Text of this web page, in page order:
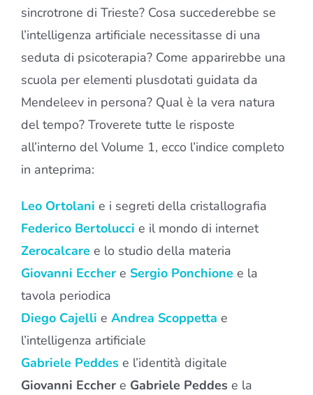
sincrotrone di Trieste? Cosa succederebbe se
l’intelligenza artificiale necessitasse di una
seduta di psicoterapia? Come apparirebbe una
scuola per elementi plusdotati guidata da
Mendeleev in persona? Qual è la vera natura
del tempo? Troverete tutte le risposte
all’interno del Volume 1, ecco l’indice completo
in anteprima:
Leo Ortolani e i segreti della cristallografia
Federico Bertolucci e il mondo di internet
Zerocalcare e lo studio della materia
Giovanni Ecchere Sergio Ponchione e la
tavola periodica
Diego Cajelli e Andrea Scoppetta e
l’intelligenza artificiale
Gabriele Peddese l’identità digitale
Giovanni Ecchere Gabriele Peddes e la